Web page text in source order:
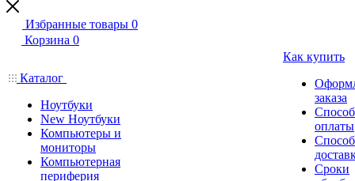
Избранные товары 0
Корзина 0
Каталог
Ноутбуки
New Ноутбуки
Компьютеры и
мониторы
Компьютерная
периферия
Как купить
заказа
оплаты
Сроки